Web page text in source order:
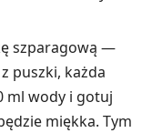
szparagową —
puszki, każda
ml wody i gotuj
miękka. Tym